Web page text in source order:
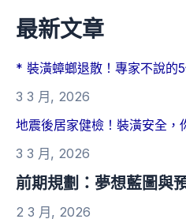
最新文章
* 裝潢蟑螂退散！專家不說的
3 3 月, 2026
地震後居家健檢！裝潢安全，
3 3 月, 2026
前期規劃：夢想藍圖與
2 3 月, 2026